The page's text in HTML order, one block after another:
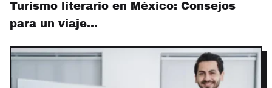
Turismo literario en México: Consejos
para un viaje…